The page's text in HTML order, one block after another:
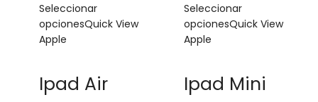
Seleccionar
opcionesQuick View
Apple
Ipad Air
Seleccionar
opcionesQuick View
Apple
Ipad Mini